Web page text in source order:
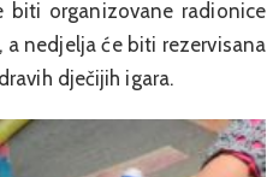
organizovane radionice
nedjelja će biti rezervisana
dječijih igara.